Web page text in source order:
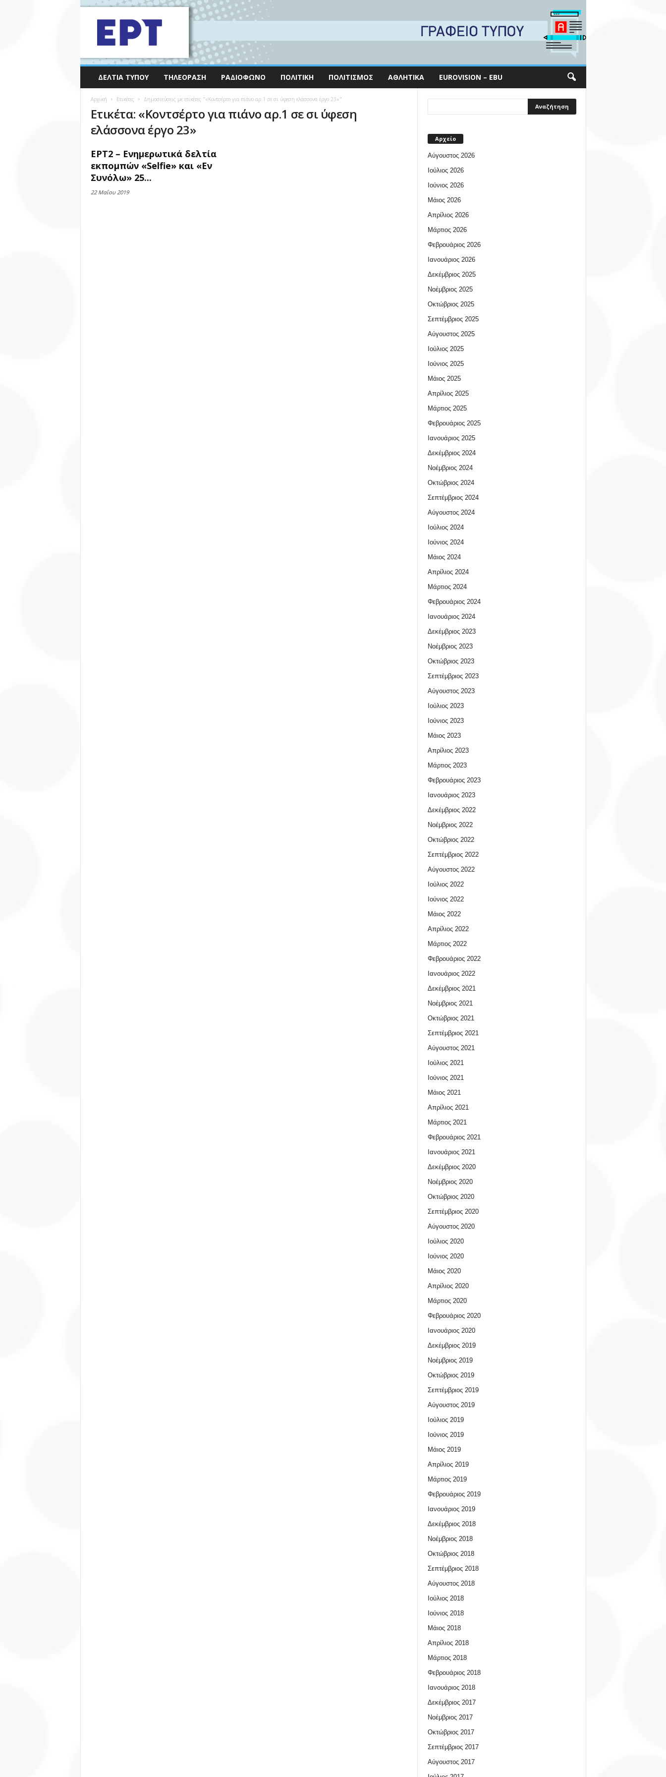
ΔΕΛΤΊΑ ΤΎΠΟΥ ΤΗΛΕΌΡΑΣΗ ΡΑΔΙΌΦΩΝΟ ΠΟΛΙΤΙΚΉ ΠΟΛΙΤΙΣΜΌΣ ΑΘΛΗΤΙΚΆ EUROVISION – EBU
Αρχική Ετικέτες Δημοσιεύσεις με ετικέτες "«Κοντσέρτο για πιάνο αρ.1 σε σι ύφεση ελάσσονα έργο 23»"
Ετικέτα: «Κοντσέρτο για πιάνο αρ.1 σε σι ύφεση
ελάσσονα έργο 23»
ΕΡΤ2 – Ενημερωτικά δελτία
εκπομπών «Selfie» και «Εν
Συνόλω» 25...
22 Μαΐου 2019
Αρχείο
Αύγουστος 2026
Ιούλιος 2026
Ιούνιος 2026
Μάιος 2026
Απρίλιος 2026
Μάρτιος 2026
Φεβρουάριος 2026
Ιανουάριος 2026
Δεκέμβριος 2025
Νοέμβριος 2025
Οκτώβριος 2025
Σεπτέμβριος 2025
Αύγουστος 2025
Ιούλιος 2025
Ιούνιος 2025
Μάιος 2025
Απρίλιος 2025
Μάρτιος 2025
Φεβρουάριος 2025
Ιανουάριος 2025
Δεκέμβριος 2024
Νοέμβριος 2024
Οκτώβριος 2024
Σεπτέμβριος 2024
Αύγουστος 2024
Ιούλιος 2024
Ιούνιος 2024
Μάιος 2024
Απρίλιος 2024
Μάρτιος 2024
Φεβρουάριος 2024
Ιανουάριος 2024
Δεκέμβριος 2023
Νοέμβριος 2023
Οκτώβριος 2023
Σεπτέμβριος 2023
Αύγουστος 2023
Ιούλιος 2023
Ιούνιος 2023
Μάιος 2023
Απρίλιος 2023
Μάρτιος 2023
Φεβρουάριος 2023
Ιανουάριος 2023
Δεκέμβριος 2022
Νοέμβριος 2022
Οκτώβριος 2022
Σεπτέμβριος 2022
Αύγουστος 2022
Ιούλιος 2022
Ιούνιος 2022
Μάιος 2022
Απρίλιος 2022
Μάρτιος 2022
Φεβρουάριος 2022
Ιανουάριος 2022
Δεκέμβριος 2021
Νοέμβριος 2021
Οκτώβριος 2021
Σεπτέμβριος 2021
Αύγουστος 2021
Ιούλιος 2021
Ιούνιος 2021
Μάιος 2021
Απρίλιος 2021
Μάρτιος 2021
Φεβρουάριος 2021
Ιανουάριος 2021
Δεκέμβριος 2020
Νοέμβριος 2020
Οκτώβριος 2020
Σεπτέμβριος 2020
Αύγουστος 2020
Ιούλιος 2020
Ιούνιος 2020
Μάιος 2020
Απρίλιος 2020
Μάρτιος 2020
Φεβρουάριος 2020
Ιανουάριος 2020
Δεκέμβριος 2019
Νοέμβριος 2019
Οκτώβριος 2019
Σεπτέμβριος 2019
Αύγουστος 2019
Ιούλιος 2019
Ιούνιος 2019
Μάιος 2019
Απρίλιος 2019
Μάρτιος 2019
Φεβρουάριος 2019
Ιανουάριος 2019
Δεκέμβριος 2018
Νοέμβριος 2018
Οκτώβριος 2018
Σεπτέμβριος 2018
Αύγουστος 2018
Ιούλιος 2018
Ιούνιος 2018
Μάιος 2018
Απρίλιος 2018
Μάρτιος 2018
Φεβρουάριος 2018
Ιανουάριος 2018
Δεκέμβριος 2017
Νοέμβριος 2017
Οκτώβριος 2017
Σεπτέμβριος 2017
Αύγουστος 2017